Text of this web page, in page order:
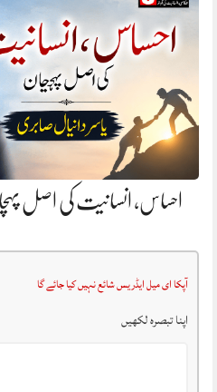
احساس، انسانیت کی اصل
آپکا ای میل ایڈریس شائع نہیں کیا جائے گا
اپنا تبصرہ لکھیں